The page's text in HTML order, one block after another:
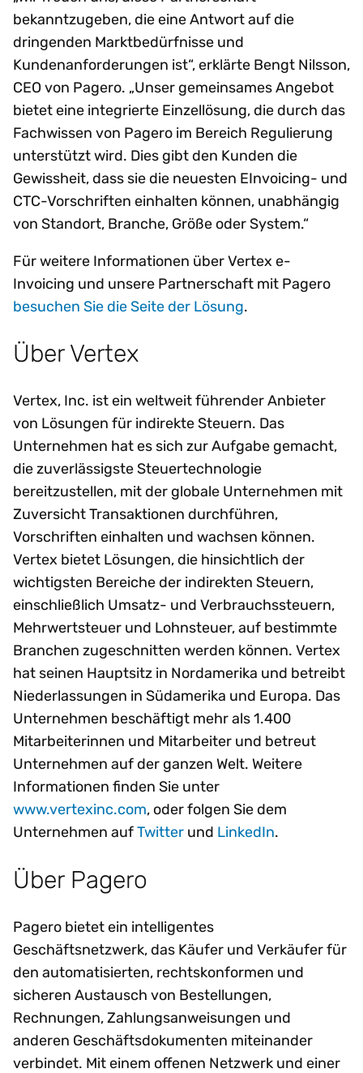
bekanntzugeben, die eine Antwort auf die
dringenden Marktbedürfnisse und
Kundenanforderungen ist“, erklärte Bengt Nilsson,
CEO von Pagero. „Unser gemeinsames Angebot
bietet eine integrierte Einzellösung, die durch das
Fachwissen von Pagero im Bereich Regulierung
unterstützt wird. Dies gibt den Kunden die
Gewissheit, dass sie die neuesten EInvoicing- und
CTC-Vorschriften einhalten können, unabhängig
von Standort, Branche, Größe oder System.“
Für weitere Informationen über Vertex e-
Invoicing und unsere Partnerschaft mit Pagero
besuchen Sie die Seite der Lösung.
Über Vertex
Vertex, Inc. ist ein weltweit führender Anbieter
von Lösungen für indirekte Steuern. Das
Unternehmen hat es sich zur Aufgabe gemacht,
die zuverlässigste Steuertechnologie
bereitzustellen, mit der globale Unternehmen mit
Zuversicht Transaktionen durchführen,
Vorschriften einhalten und wachsen können.
Vertex bietet Lösungen, die hinsichtlich der
wichtigsten Bereiche der indirekten Steuern,
einschließlich Umsatz- und Verbrauchssteuern,
Mehrwertsteuer und Lohnsteuer, auf bestimmte
Branchen zugeschnitten werden können. Vertex
hat seinen Hauptsitz in Nordamerika und betreibt
Niederlassungen in Südamerika und Europa. Das
Unternehmen beschäftigt mehr als 1.400
Mitarbeiterinnen und Mitarbeiter und betreut
Unternehmen auf der ganzen Welt. Weitere
Informationen finden Sie unter
www.vertexinc.com, oder folgen Sie dem
Unternehmen aufTwitter und LinkedIn.
Über Pagero
Pagero bietet ein intelligentes
Geschäftsnetzwerk, das Käufer und Verkäufer für
den automatisierten, rechtskonformen und
sicheren Austausch von Bestellungen,
Rechnungen, Zahlungsanweisungen und
anderen Geschäftsdokumenten miteinander
verbindet. Mit einem offenen Netzwerk und einer